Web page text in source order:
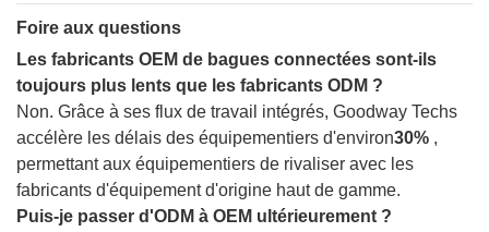
Foire aux questions
Les fabricants OEM de bagues connectées sont-ils
toujours plus lents que les fabricants ODM ?
Non. Grâce à ses flux de travail intégrés, Goodway Techs
accélère les délais des équipementiers d'environ30% ,
permettant aux équipementiers de rivaliser avec les
fabricants d'équipement d'origine haut de gamme.
Puis-je passer d'ODM à OEM ultérieurement ?